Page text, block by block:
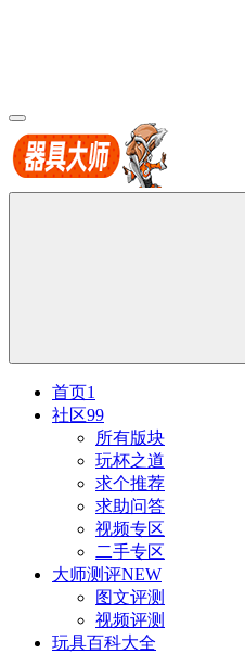
首页1
社区99
所有版块
玩杯之道
求个推荐
求助问答
视频专区
二手专区
大师测评NEW
图文评测
视频评测
玩具百科大全